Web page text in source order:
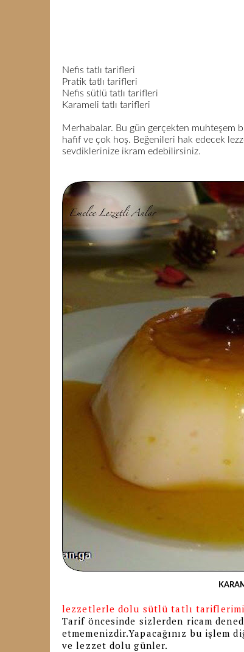
Nefis tatlı tarifleri
Pratik tatlı tarifleri
Nefis sütlü tatlı tarifleri
Karameli tatlı tarifleri
Merhabalar. Bu gün gerçekten muhteşem
hafif ve çok hoş. Beğenileri hak edecek
sevdiklerinize ikram edebilirsiniz.
lezzetlerle dolu sütlü tatlı
Tarif öncesinde sizlerden ricam
etmemenizdir.Yapacağınız bu işlem
ve lezzet dolu günler.